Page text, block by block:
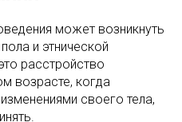
может возникнуть
и этнической
расстройство
возрасте, когда
своего тела,